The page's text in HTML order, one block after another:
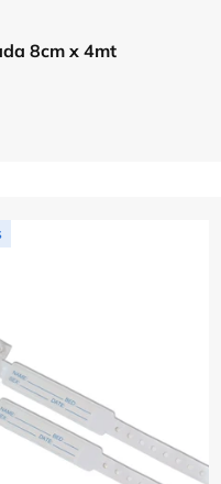
8cm x 4mt